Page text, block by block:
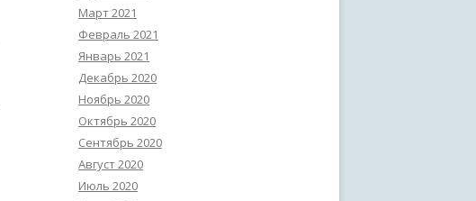
Март 2021
Февраль 2021
Январь 2021
Декабрь 2020
Ноябрь 2020
Октябрь 2020
Сентябрь 2020
Август 2020
Июль 2020